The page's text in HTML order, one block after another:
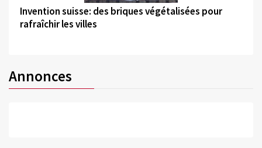
Invention suisse: des briques végétalisées pour
rafraîchir les villes
Annonces